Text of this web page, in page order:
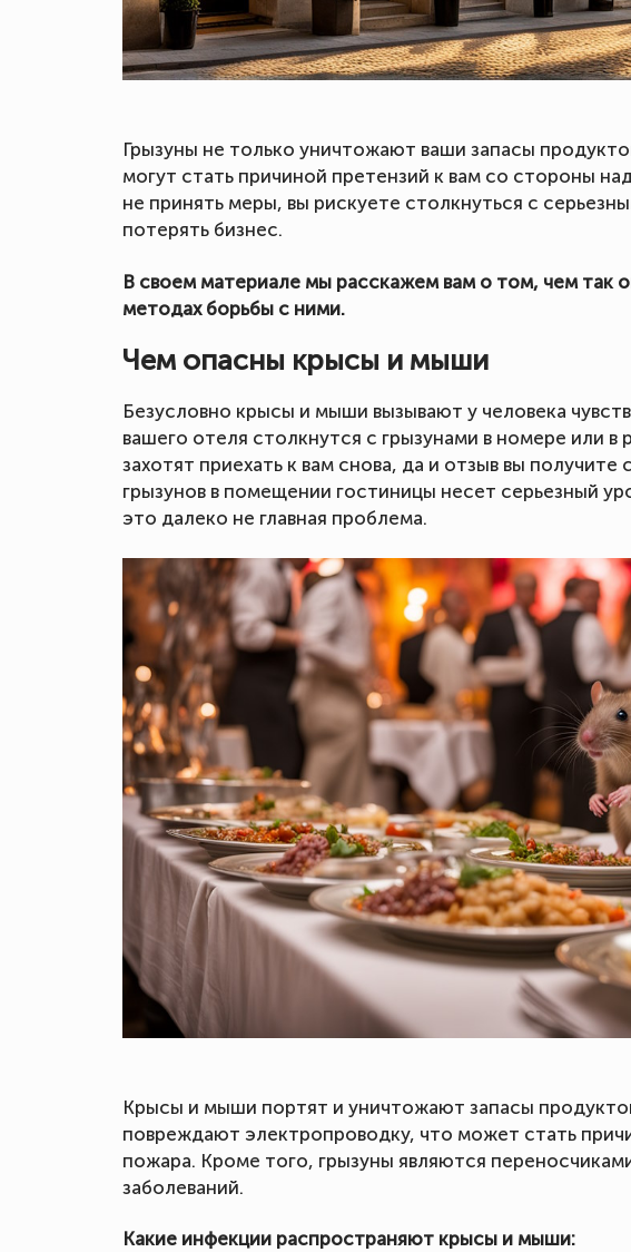
Грызуны не только уничтожают ваши запасы
могут стать причиной претензий к вам со стороны
не принять меры, вы рискуете столкнуться с
потерять бизнес.
В своем материале мы расскажем вам о том, чем так
методах борьбы с ними.
Чем опасны крысы и мыши
Безусловно крысы и мыши вызывают у человека
вашего отеля столкнутся с грызунами в номере или в
захотят приехать к вам снова, да и отзыв вы
грызунов в помещении гостиницы несет серьезный
это далеко не главная проблема.
Крысы и мыши портят и уничтожают запасы
повреждают электропроводку, что может стать
пожара. Кроме того, грызуны являются
заболеваний.
Какие инфекции распространяют крысы и мыши: